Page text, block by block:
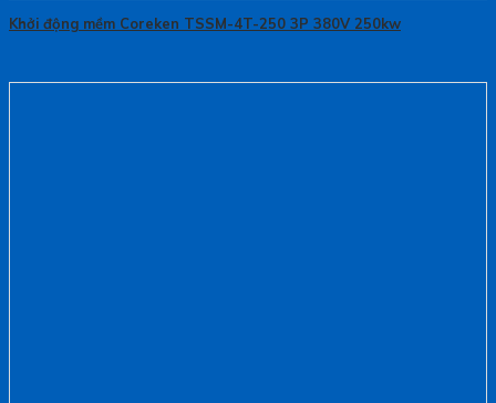
Khởi động mềm Coreken TSSM-4T-250 3P 380V 250kw